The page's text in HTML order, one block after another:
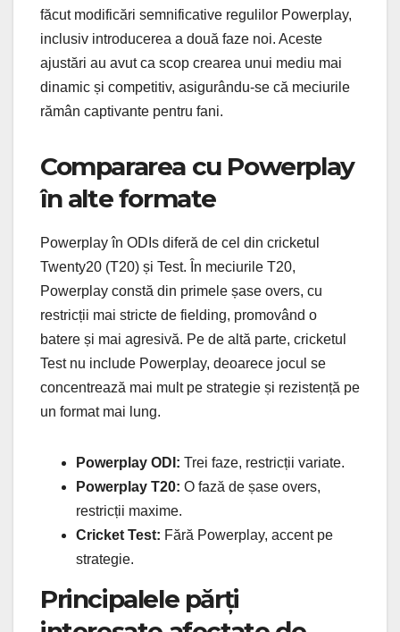
făcut modificări semnificative regulilor Powerplay,
inclusiv introducerea a două faze noi. Aceste
ajustări au avut ca scop crearea unui mediu mai
dinamic și competitiv, asigurându-se că meciurile
rămân captivante pentru fani.
Compararea cu Powerplay
în alte formate
Powerplay în ODIs diferă de cel din cricketul
Twenty20 (T20) și Test. În meciurile T20,
Powerplay constă din primele șase overs, cu
restricții mai stricte de fielding, promovând o
batere și mai agresivă. Pe de altă parte, cricketul
Test nu include Powerplay, deoarece jocul se
concentrează mai mult pe strategie și rezistență pe
un format mai lung.
Powerplay ODI: Trei faze, restricții variate.
Powerplay T20: O fază de șase overs,
restricții maxime.
Cricket Test: Fără Powerplay, accent pe
strategie.
Principalele părți